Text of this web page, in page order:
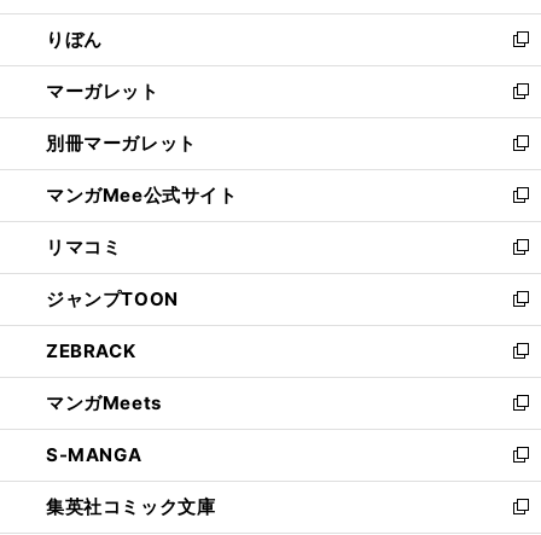
開
く
ウ
で
開
く
ン
ド
ウ
で
開
く
ウ
ィ
ン
ド
ウ
で
開
く
りぼん
新
し
い
ウ
ィ
ン
ド
ウ
で
開
く
マーガレット
新
し
い
ウ
ィ
ン
ド
ウ
で
開
く
別冊マーガレット
新
し
い
ウ
ィ
ン
ド
ウ
で
開
く
マンガMee公式サイト
新
し
い
ウ
ィ
ン
ド
ウ
で
開
く
リマコミ
新
し
い
ウ
ィ
ン
ド
ウ
で
開
く
ジャンプTOON
新
し
い
ウ
ィ
ン
ド
ウ
で
ZEBRACK
新
し
い
ウ
ィ
ン
ド
マンガMeets
新
し
い
ウ
ィ
S-MANGA
新
し
い
集英社コミック文庫
新